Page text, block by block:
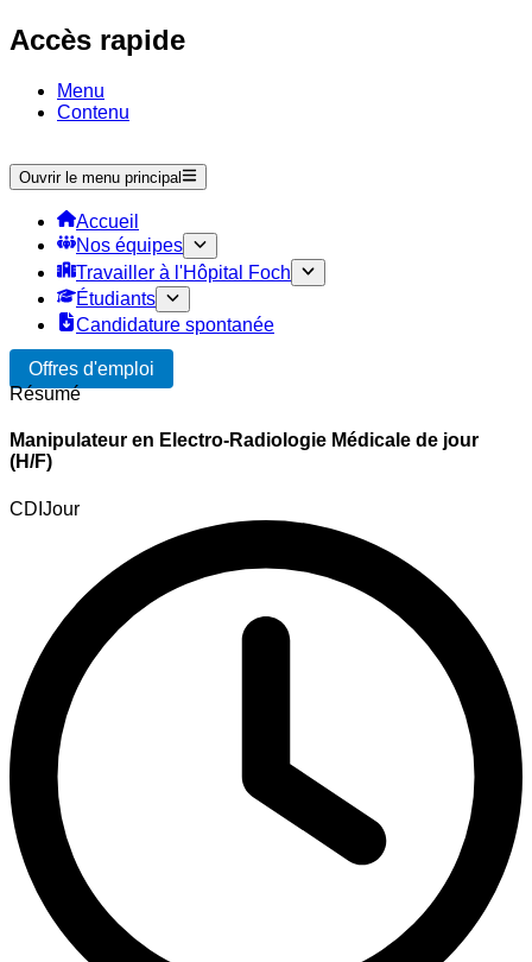
Accès rapide
Menu
Contenu
Ouvrir le menu principal
Accueil
Nos équipes
Travailler à l'Hôpital Foch
Étudiants
Candidature spontanée
Offres d'emploi
Résumé
Manipulateur en Electro-Radiologie Médicale de jour
(H/F)
CDI Jour